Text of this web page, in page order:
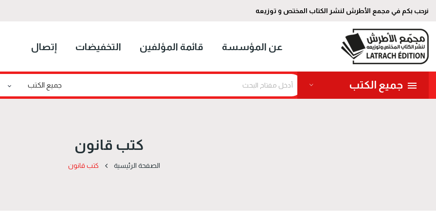
نرحب بكم في مجمع الأطرش لنشر الكتاب المختص و توزيعه
عن المؤسسة قائمة المؤلفين التخفيضات إتصال
جميع الكتب
كتب قانون
الصفحة الرئيسية كتب قانون